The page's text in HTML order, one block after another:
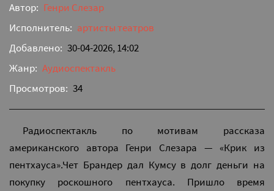
Автор: Генри Слезар
Исполнитель: артисты театров
Добавлено: 30-04-2026, 14:02
Жанр: Аудиоспектакль
Просмотров: 34
Радиоспектакль по мотивам рассказа
американского автора Генри Слезара — «Крик из
пентхауса».Чет Брандер дал Кумсу в долг деньги на
покупку роскошного пентхауса. Пришло время